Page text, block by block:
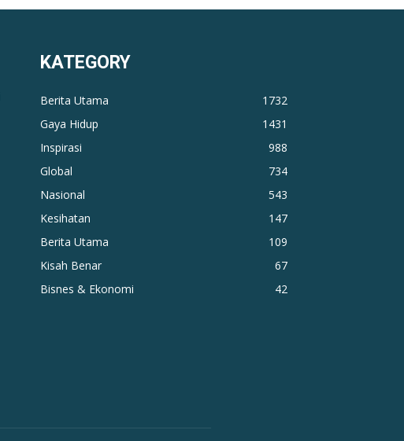
KATEGORY
Berita Utama
1732
Gaya Hidup
1431
Inspirasi
988
Global
734
Nasional
543
Kesihatan
147
Berita Utama
109
Kisah Benar
67
Bisnes & Ekonomi
42